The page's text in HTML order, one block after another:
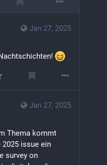
Jan 27, 2025
Jan 27, 2025
Thema kommt
2025 issue ein
survey on